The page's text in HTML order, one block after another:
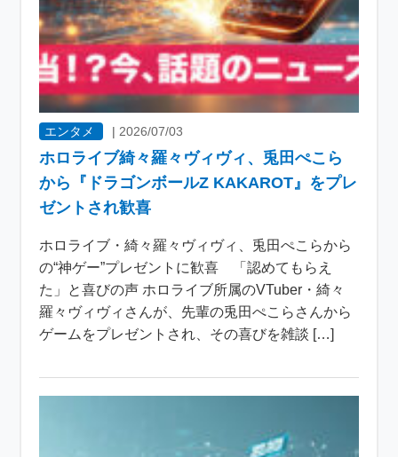
エンタメ |2026/07/03
ホロライブ綺々羅々ヴィヴィ、兎田ぺこら
から『ドラゴンボールZ KAKAROT』をプレ
ゼントされ歓喜
ホロライブ・綺々羅々ヴィヴィ、兎田ぺこらから
の“神ゲー”プレゼントに歓喜 「認めてもらえ
た」と喜びの声 ホロライブ所属のVTuber・綺々
羅々ヴィヴィさんが、先輩の兎田ぺこらさんから
ゲームをプレゼントされ、その喜びを雑談 […]